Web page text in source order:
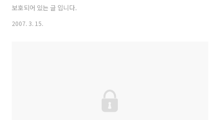
보호되어 있는 글 입니다.
2007. 3. 15.